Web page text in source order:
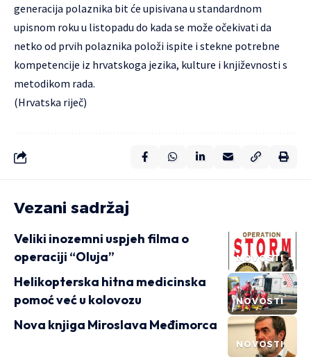
generacija polaznika bit će upisivana u standardnom
upisnom roku u listopadu do kada se može očekivati da
netko od prvih polaznika položi ispite i stekne potrebne
kompetencije iz hrvatskoga jezika, kulture i književnosti s
metodikom rada.
(Hrvatska riječ)
Vezani sadržaj
NOVOSTI
Veliki inozemni uspjeh filma o
operaciji “Oluja”
NOVOSTI
Helikopterska hitna medicinska
pomoć već u kolovozu
NOVOSTI
Nova knjiga Miroslava Međimorca